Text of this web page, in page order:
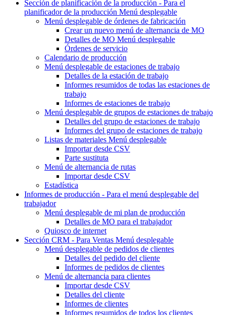
Sección de planificación de la producción - Para el
planificador de la producción Menú desplegable
Menú desplegable de órdenes de fabricación
Crear un nuevo menú de alternancia de MO
Detalles de MO Menú desplegable
Órdenes de servicio
Calendario de producción
Menú desplegable de estaciones de trabajo
Detalles de la estación de trabajo
Informes resumidos de todas las estaciones de
trabajo
Informes de estaciones de trabajo
Menú desplegable de grupos de estaciones de trabajo
Detalles del grupo de estaciones de trabajo
Informes del grupo de estaciones de trabajo
Listas de materiales Menú desplegable
Importar desde CSV
Parte sustituta
Menú de alternancia de rutas
Importar desde CSV
Estadística
Informes de producción - Para el menú desplegable del
trabajador
Menú desplegable de mi plan de producción
Detalles de MO para el trabajador
Quiosco de internet
Sección CRM - Para Ventas Menú desplegable
Menú desplegable de pedidos de clientes
Detalles del pedido del cliente
Informes de pedidos de clientes
Menú de alternancia para clientes
Importar desde CSV
Detalles del cliente
Informes de clientes
Informes resumidos de todos los clientes